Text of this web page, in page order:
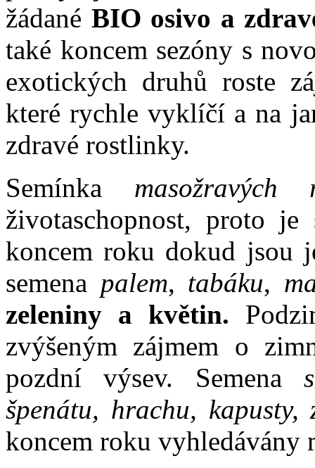
žádané BIO osivo a
také koncem sezóny s
exotických druhů roste
které rychle vyklíčí a na
zdravé rostlinky.
Semínka masožravých
životaschopnost, proto je
koncem roku dokud jsou
semena palem, tabáku,
zeleniny a květin.
zvýšeným zájmem o
pozdní výsev. Semena
špenátu, hrachu, kapusty,
koncem roku vyhledávány